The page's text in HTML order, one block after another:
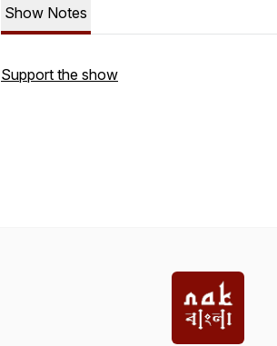
Show Notes
Support the show